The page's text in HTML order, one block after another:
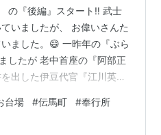
の『後編』スタート‼️ 武士
いましたが、 お偉いさんた
ました。😄 一昨年の『ぶら
したが 老中首座の『阿部正
出した伊豆代官『江川英
方向に攻撃が出来るよう設
YouTubeより引用) 木材は
台場 #伝馬町 #奉行所